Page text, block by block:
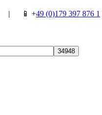
| 📱 +49 (0)179 397 876 1